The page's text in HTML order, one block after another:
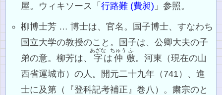
屋。ウィキソース「行路難 (費昶) 」参照。
柳博士芳 … 博士は、官名。国子博士、すなわち
国立大学の教授のこと。国子は、公卿大夫の子
弟の意。柳芳は、
字
あざな
は 仲
ちゅう
敷
ふ
。河東（現在の山
西省運城市）の人。開元二十九年（741）、進
士に及第（『登科記考補正』巻八）。粛宗のと